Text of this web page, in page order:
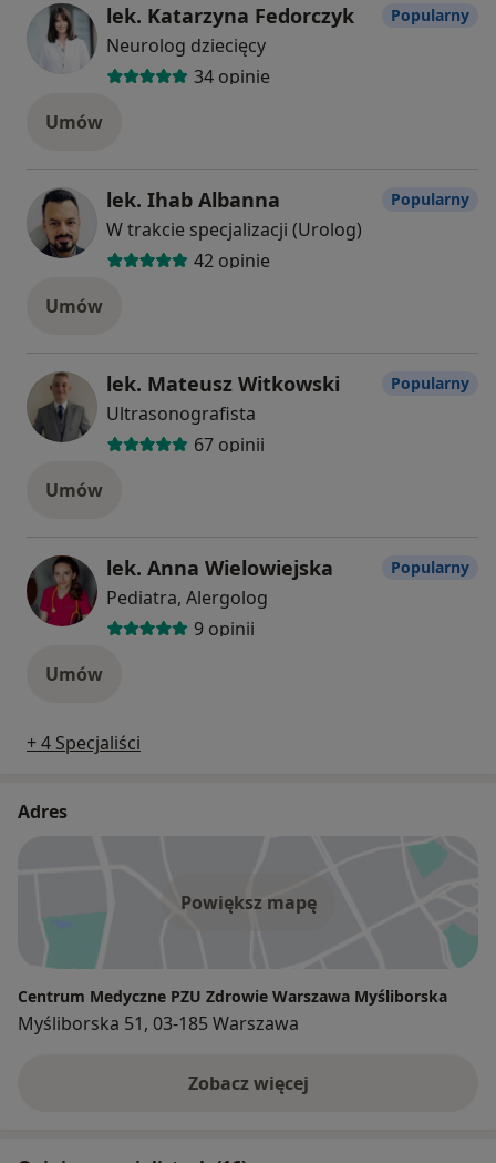
lek. Katarzyna Fedorczyk
Neurolog dziecięcy
34 opinie
Popularny
Umów
lek. Ihab Albanna
W trakcie specjalizacji (Urolog)
42 opinie
Popularny
Umów
lek. Mateusz Witkowski
Ultrasonografista
67 opinii
Popularny
Umów
lek. Anna Wielowiejska
Pediatra, Alergolog
9 opinii
Popularny
Umów
+ 4 Specjaliści
Adres
Powiększ mapę
Centrum Medyczne PZU Zdrowie Warszawa Myśliborska
Myśliborska 51, 03-185 Warszawa
Zobacz więcej